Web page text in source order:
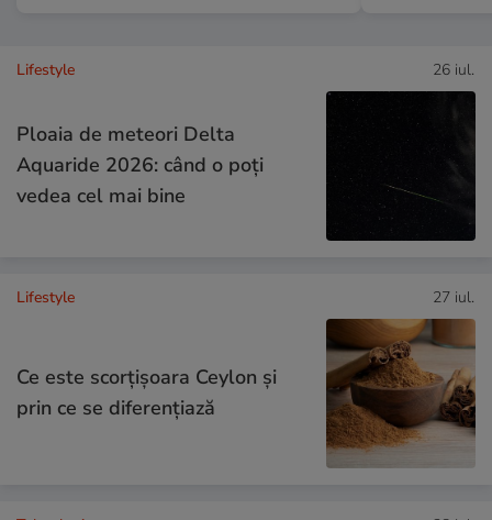
Lifestyle 26 iul.
Ploaia de meteori Delta
Aquaride 2026: când o poți
vedea cel mai bine
Lifestyle 27 iul.
Ce este scorțișoara Ceylon și
prin ce se diferențiază